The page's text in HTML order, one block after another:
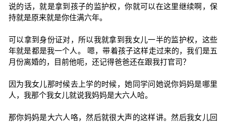
说的话，就是拿到孩子的监护权，你就可以在这里继续啊，保
持就是原来就是你住满六年。
可以拿到身份证对，所以我就拿到我女儿一半的监护权，这些
年就是都是我一个人。 嗯，带着孩子这样走过来的，我们是五
月份离婚的，目前他呃，还记得爸爸还在跟我打官司？
因为我女儿那时候去上学的时候，她同学问她说你妈妈是哪里
人，我那个我女儿就说我妈妈是大六人哈。
那你妈妈是大六人咯，然后就很大声的这样讲。然后我女儿回